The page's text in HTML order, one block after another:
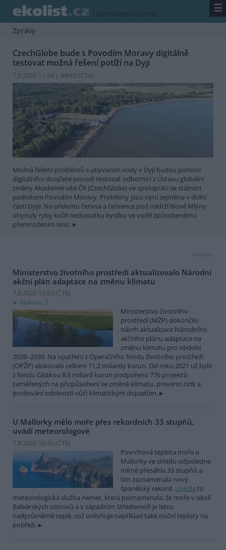
/ zpravodajství / zprávy ☰
Zprávy
CzechGlobe bude s Povodím Moravy digitálně
testovat možná řešení potíží na Dyji
7.8.2026 11:34 | BRNO (ČTK)
Možná řešení problémů s ubýváním vody v Dyji budou pomocí
digitálního dvojčete povodí testovat odborníci z Ústavu globální
změny Akademie věd ČR (CzechGlobe) ve spolupráci se státním
podnikem Povodím Moravy. Problémy jsou nyní zejména v dolní
části Dyje. Na přelomu června a července pod nádrží Nové Mlýny
uhynuly ryby kvůli nedostatku kyslíku ve vodě způsobenému
přemnožením sinic.
reklama
Ministerstvo životního prostředí aktualizovalo Národní
akční plán adaptace na změnu klimatu
7.8.2026 10:53 (ČTK)
Diskuse: 2
Ministerstvo životního
prostředí (MŽP) dokončilo
návrh aktualizace Národního
akčního plánu adaptace na
změnu klimatu pro období
2026–2030. Na opatření z Operačního fondu životního prostředí
(OPŽP) alokovalo celkem 11,2 miliardy korun. Od roku 2021 už bylo
z fondu částkou 8,6 miliard korun podpořeno 776 projektů
zaměřených na přizpůsobení se změně klimatu, prevenci rizik a
posilování odolnosti vůči klimatickým dopadům.
U Mallorky mělo moře přes rekordních 33 stupňů,
uvádí meteorologové
7.8.2026 10:45 (ČTK)
Povrchová teplota moře u
Mallorky ve středu odpoledne
mírně přesáhla 33 stupňů a
tím zaznamenala nový
španělský rekord. Uvedla to
meteorologická služba Aemet, která poznamenala, že moře v okolí
Baleárských ostrovů a v západním Středomoří je letos
nadprůměrně teplé, což ovlivňuje například také noční teploty na
pobřeží.